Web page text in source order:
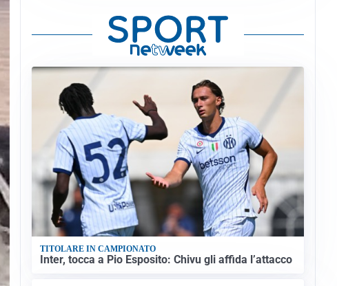
TITOLARE IN CAMPIONATO
Inter, tocca a Pio Esposito: Chivu gli affida l’attacco